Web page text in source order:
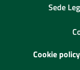
Sede
Cookie policy